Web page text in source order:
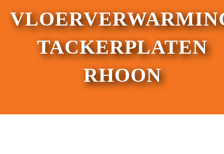
TACKERPLATEN
RHOON